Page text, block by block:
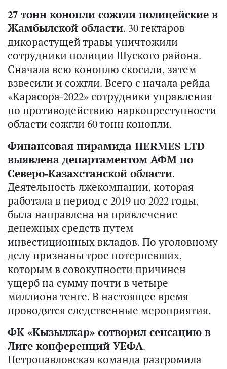
27 тонн конопли сожгли полицейские в
Жамбылской области. 30 гектаров
дикорастущей травы уничтожили
сотрудники полиции Шуского района.
Сначала всю коноплю скосили, затем
взвесили и сожгли. Всего с начала рейда
«Карасора-2022» сотрудники управления
по противодействию наркопреступности
области сожгли 60 тонн конопли.
Финансовая пирамида HERMES LTD
выявлена департаментом АФМ по
Северо-Казахстанской области.
Деятельность лжекомпании, которая
работала в период с 2019 по 2022 годы,
была направлена на привлечение
денежных средств путем
инвестиционных вкладов. По уголовному
делу признаны трое потерпевших,
которым в совокупности причинен
ущерб на сумму почти в четыре
миллиона тенге. В настоящее время
проводятся следственные мероприятия.
ФК «Кызылжар» сотворил сенсацию в
Лиге конференций УЕФА.
Петропавловская команда разгромила